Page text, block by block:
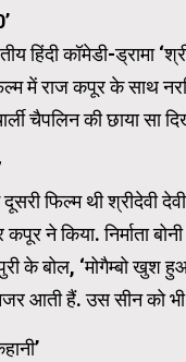
हिंदी कॉमेडी-ड्रामा
में राज कपूर के साथ
चैपलिन की छाया
फिल्म थी श्रीदेवी
ने किया. निर्माता
के बोल, ‘मोगैम्बो खुश
आती हैं. उस सीन को भी